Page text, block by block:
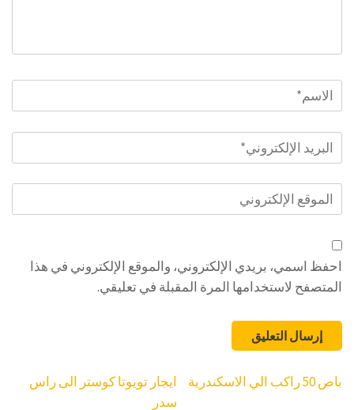
الاسم
البريد
الإلكتروني*
الموقع
الإلكتروني
احفظ اسمي، بريدي الإلكتروني، والموقع الإلكتروني في هذا
المتصفح لاستخدامها المرة المقبلة في تعليقي.
تصفّح
ايجار تويوتا كوستر الى راس
سدر
باص 50 راكب الي الاسكندرية